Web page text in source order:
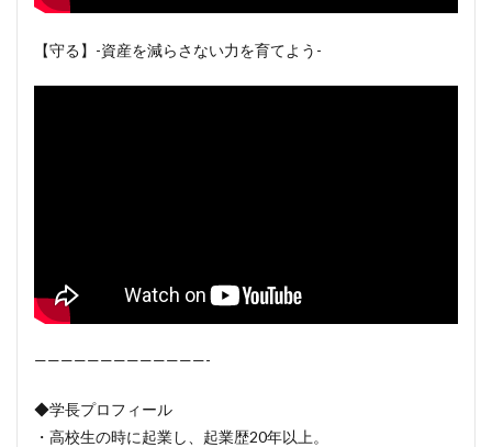
【守る】-資産を減らさない力を育てよう-
—————————————-
◆学長プロフィール
・高校生の時に起業し、起業歴20年以上。